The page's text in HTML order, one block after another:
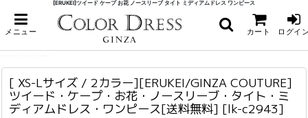
[ERUKEI]ツイード ケープ お花 ノースリーブ タイト ミディアムドレス ワンピース
メニュー カート ログイ
ホーム
ミディアム
> [ XS-Lサイズ / 2カラー][ERUKEI/GINZA COUTURE]ツイード・ケープ・お花・
ノースリーブ・タイト・ミディアムドレス・ワンピース[送料無料]
[ XS-Lサイズ / 2カラー][ERUKEI/GINZA COUTURE]
ツイード・ケープ・お花・ノースリーブ・タイト・ミ
ディアムドレス・ワンピース[送料無料] [lk-c2943]